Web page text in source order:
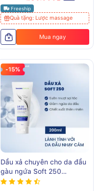
Freeship
Quà tặng: Lược massage
Mua ngay
-15%
Dầu xả chuyên cho da đầu
gàu ngứa Soft 250
Conditioner